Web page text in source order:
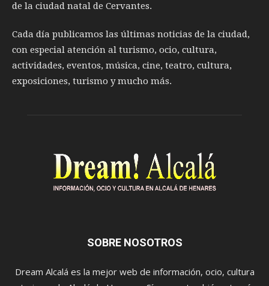
de la ciudad natal de Cervantes.
Cada día publicamos las últimas noticias de la ciudad,
con especial atención al turismo, ocio, cultura,
actividades, eventos, música, cine, teatro, cultura,
exposiciones, turismo y mucho más.
SOBRE NOSOTROS
Dream Alcalá es la mejor web de información, ocio, cultura